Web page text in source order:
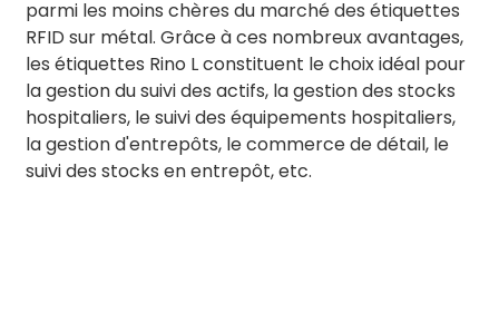
parmi les moins chères du marché des étiquettes
RFID sur métal. Grâce à ces nombreux avantages,
les étiquettes Rino L constituent le choix idéal pour
la gestion du suivi des actifs, la gestion des stocks
hospitaliers, le suivi des équipements hospitaliers,
la gestion d'entrepôts, le commerce de détail, le
suivi des stocks en entrepôt, etc.